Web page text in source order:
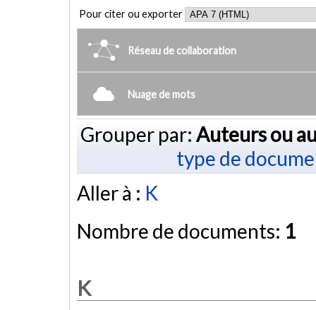
Pour citer ou exporter
Réseau de collaboration
Nuage de mots
Grouper par: Auteurs ou
type de
Aller à : K
Nombre de documents: 1
K